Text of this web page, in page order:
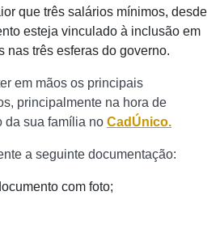
que três salários mínimos, desde
esteja vinculado à inclusão em
nas três esferas do governo.
em mãos os principais
principalmente na hora de
da sua família no CadÚnico.
a seguinte documentação:
com foto;